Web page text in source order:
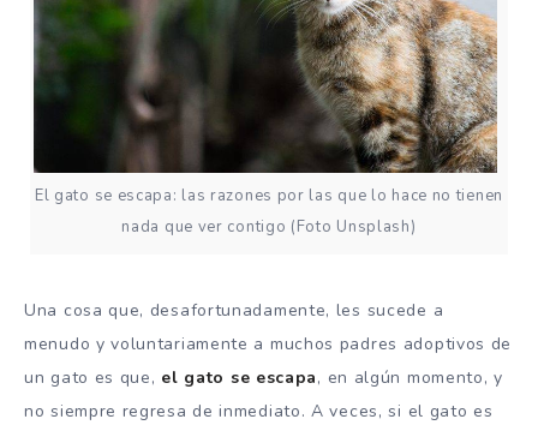
El gato se escapa: las razones por las que lo hace no tienen
nada que ver contigo (Foto Unsplash)
Una cosa que, desafortunadamente, les sucede a
menudo y voluntariamente a muchos padres adoptivos de
un gato es que, el gato se escapa, en algún momento, y
no siempre regresa de inmediato. A veces, si el gato es